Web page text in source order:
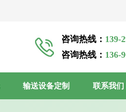
输送设备定制 联系我们
咨询热线： 139-
咨询热线： 136-